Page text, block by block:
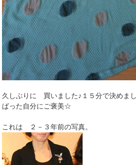
久しぶりに 買いました♪１５分で決め
ばった自分にご褒美☆
これは ２－３年前の写真。